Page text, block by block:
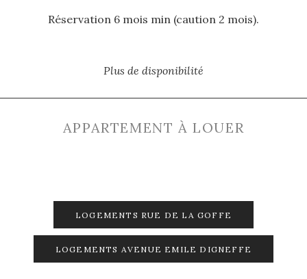
Réservation 6 mois min (caution 2 mois).
Plus de disponibilité
APPARTEMENT À LOUER
LOGEMENTS RUE DE LA GOFFE
LOGEMENTS AVENUE EMILE DIGNEFFE